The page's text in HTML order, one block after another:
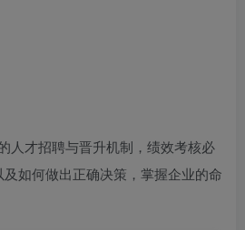
人才招聘与晋升机制，绩效考核必
如何做出正确决策，掌握企业的命